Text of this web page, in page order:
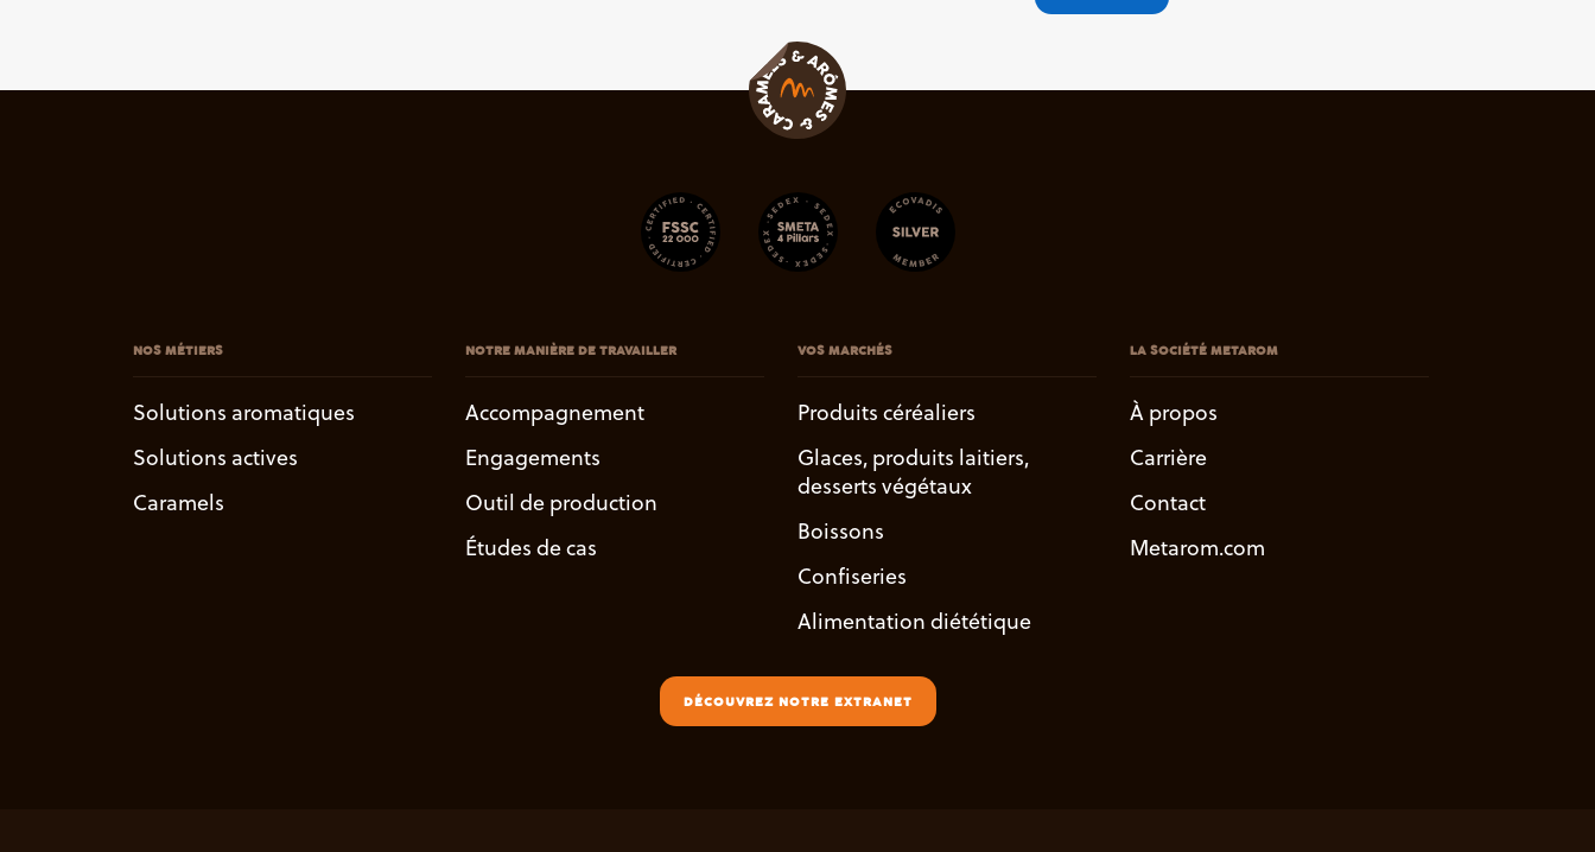
NOS MÉTIERS
Solutions aromatiques
Solutions actives
Caramels
NOTRE MANIÈRE DE TRAVAILLER
Accompagnement
Engagements
Outil de production
Études de cas
VOS MARCHÉS
Produits céréaliers
Glaces, produits laitiers,
desserts végétaux
Boissons
Confiseries
Alimentation diététique
LA SOCIÉTÉ METAROM
À propos
Carrière
Contact
Metarom.com
DÉCOUVREZ NOTRE EXTRANET